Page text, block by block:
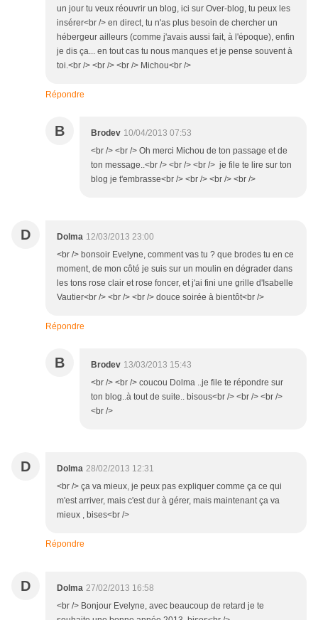
un jour tu veux réouvrir un blog, ici sur Over-blog, tu peux les
insérer<br /> en direct, tu n'as plus besoin de chercher un
hébergeur ailleurs (comme j'avais aussi fait, à l'époque), enfin
je dis ça... en tout cas tu nous manques et je pense souvent à
toi.<br /> <br /> <br /> Michou<br />
Répondre
B Brodev 10/04/2013 07:53
<br /> <br /> Oh merci Michou de ton passage et de
ton message..<br /> <br /> <br /> je file te lire sur ton
blog je t'embrasse<br /> <br /> <br /> <br />
D Dolma 12/03/2013 23:00
<br /> bonsoir Evelyne, comment vas tu ? que brodes tu en ce
moment, de mon côté je suis sur un moulin en dégrader dans
les tons rose clair et rose foncer, et j'ai fini une grille d'Isabelle
Vautier<br /> <br /> <br /> douce soirée à bientôt<br />
Répondre
B Brodev 13/03/2013 15:43
<br /> <br /> coucou Dolma ..je file te répondre sur
ton blog..à tout de suite.. bisous<br /> <br /> <br />
<br />
D Dolma 28/02/2013 12:31
<br /> ça va mieux, je peux pas expliquer comme ça ce qui
m'est arriver, mais c'est dur à gérer, mais maintenant ça va
mieux , bises<br />
Répondre
D Dolma 27/02/2013 16:58
<br /> Bonjour Evelyne, avec beaucoup de retard je te